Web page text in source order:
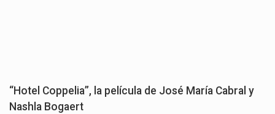
“Hotel Coppelia”, la película de José María Cabral y
Nashla Bogaert